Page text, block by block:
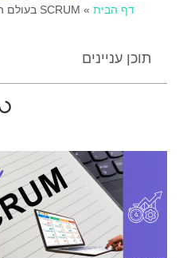
דף הבית » SCRUM בעולם הדאטה והבינה המלאכותית
תוכן עניינים